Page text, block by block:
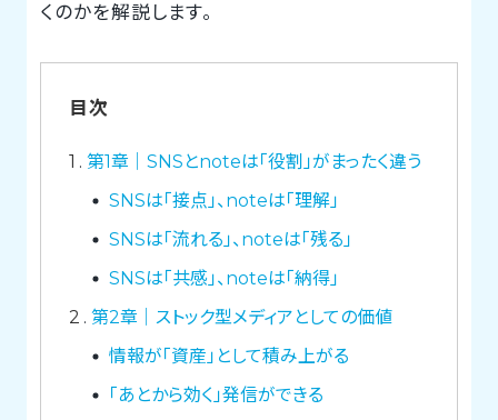
くのかを解説します。
目次
1
第1章｜SNSとnoteは「役割」がまったく違う
SNSは「接点」、noteは「理解」
SNSは「流れる」、noteは「残る」
SNSは「共感」、noteは「納得」
2 第2章｜ストック型メディアとしての価値
情報が「資産」として積み上がる
「あとから効く」発信ができる